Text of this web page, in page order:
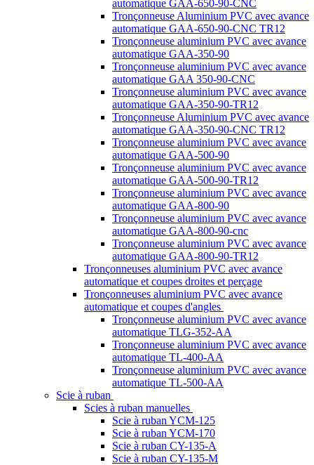
automatique GAA-650-90-CNC
Tronçonneuse Aluminium PVC avec avance
automatique GAA-650-90-CNC TR12
Tronçonneuse aluminium PVC avec avance
automatique GAA-350-90
Tronçonneuse aluminium PVC avec avance
automatique GAA 350-90-CNC
Tronçonneuse aluminium PVC avec avance
automatique GAA-350-90-TR12
Tronçonneuse Aluminium PVC avec avance
automatique GAA-350-90-CNC TR12
Tronçonneuse aluminium PVC avec avance
automatique GAA-500-90
Tronçonneuse aluminium PVC avec avance
automatique GAA-500-90-TR12
Tronçonneuse aluminium PVC avec avance
automatique GAA-800-90
Tronçonneuse aluminium PVC avec avance
automatique GAA-800-90-cnc
Tronçonneuse aluminium PVC avec avance
automatique GAA-800-90-TR12
Tronçonneuses aluminium PVC avec avance
automatique et coupes droites et perçage
Tronçonneuses aluminium PVC avec avance
automatique et coupes d'angles
Tronçonneuse aluminium PVC avec avance
automatique TLG-352-AA
Tronçonneuse aluminium PVC avec avance
automatique TL-400-AA
Tronçonneuse aluminium PVC avec avance
automatique TL-500-AA
Scie à ruban
Scies à ruban manuelles
Scie à ruban YCM-125
Scie à ruban YCM-170
Scie à ruban CY-135-A
Scie à ruban CY-135-M